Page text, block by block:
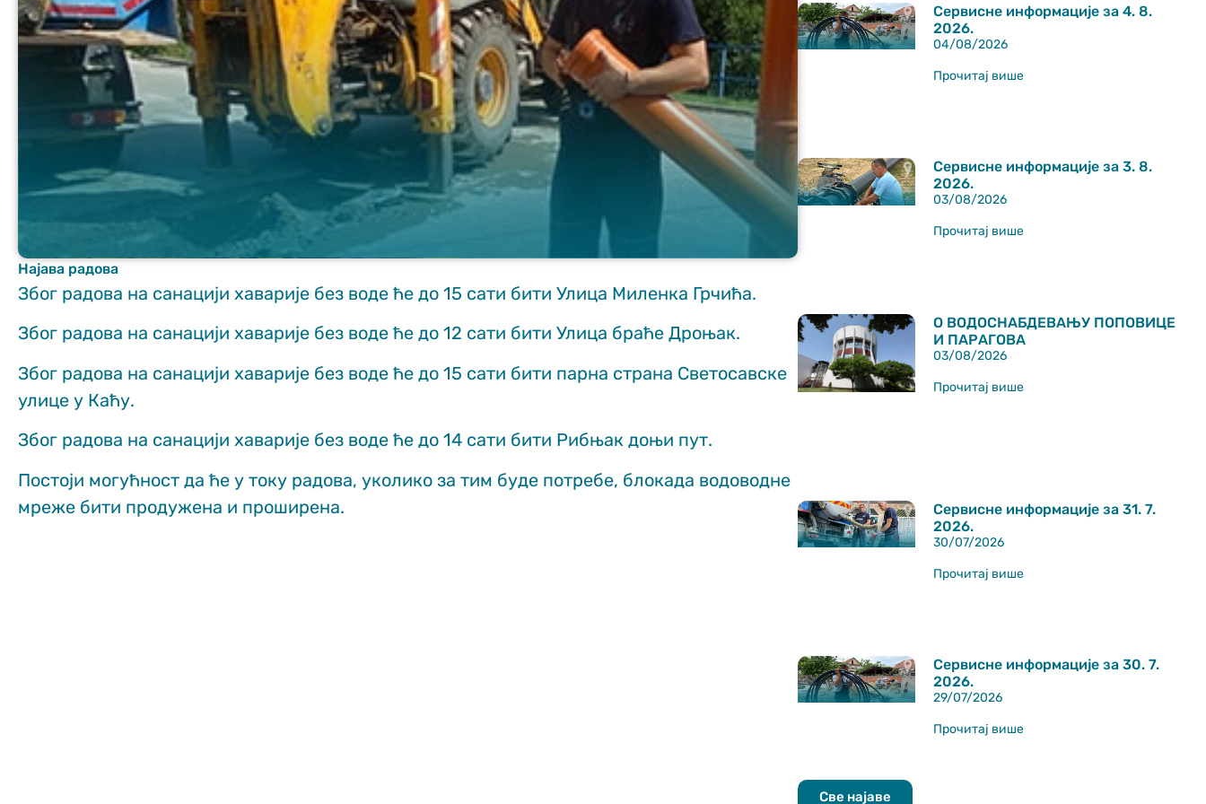
Сервисне информације за 4. 8.
2026.
04/08/2026
Прочитај више
Сервисне информације за 3. 8.
2026.
03/08/2026
Прочитај више
О ВОДОСНАБДЕВАЊУ ПОПОВИЦЕ
И ПАРАГОВА
03/08/2026
Прочитај више
Сервисне информације за 31. 7.
2026.
30/07/2026
Прочитај више
Сервисне информације за 30. 7.
2026.
29/07/2026
Прочитај више
Све најаве
Најава радова
Због радова на санацији хаварије без воде ће до 15 сати бити Улица Миленка Грчића.
Због радова на санацији хаварије без воде ће до 12 сати бити Улица браће Дроњак.
Због радова на санацији хаварије без воде ће до 15 сати бити парна страна Светосавске
улице у Каћу.
Због радова на санацији хаварије без воде ће до 14 сати бити Рибњак доњи пут.
Постоји могућност да ће у току радова, уколико за тим буде потребе, блокада водоводне
мреже бити продужена и проширена.
Неопходно
These
cookies are
the website
to function.
Статистика
to improve
the website's
functionality
and structure,
based on how
used.